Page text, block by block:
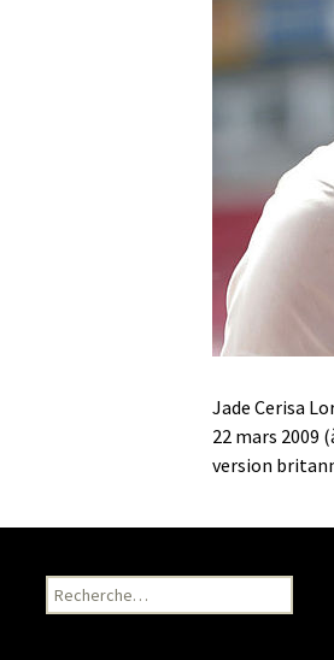
Jade Cerisa
22 mars 2009
version
Recherche pour :